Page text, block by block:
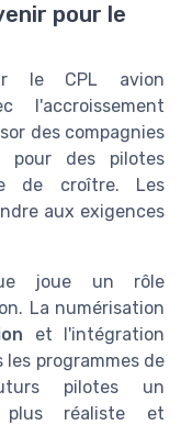
pour le
le CPL avion
l'accroissement
des compagnies
pour des pilotes
de croître. Les
aux exigences
joue un rôle
La numérisation
et l'intégration
programmes de
pilotes un
plus réaliste et